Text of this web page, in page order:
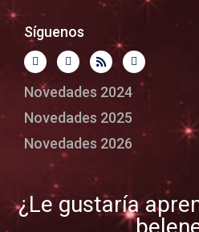
Síguenos
Novedades 2024
Novedades 2025
Novedades 2026
¿Le gustaría